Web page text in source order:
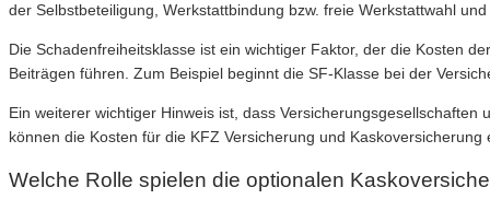
der Selbstbeteiligung, Werkstattbindung bzw. freie Werkstattwahl
Die Schadenfreiheitsklasse ist ein wichtiger Faktor, der die Kosten
Beiträgen führen. Zum Beispiel beginnt die SF-Klasse bei der
Ein weiterer wichtiger Hinweis ist, dass
können die Kosten für die KFZ Versicherung und Kaskoversicherung
Welche Rolle spielen die optionalen